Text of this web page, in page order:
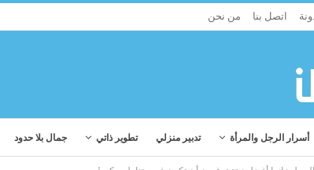
اتصل بنا من نحن
أسرار الرجل والمرأة تدبير منزلي تطوير ذاتي جمال بلا حدود